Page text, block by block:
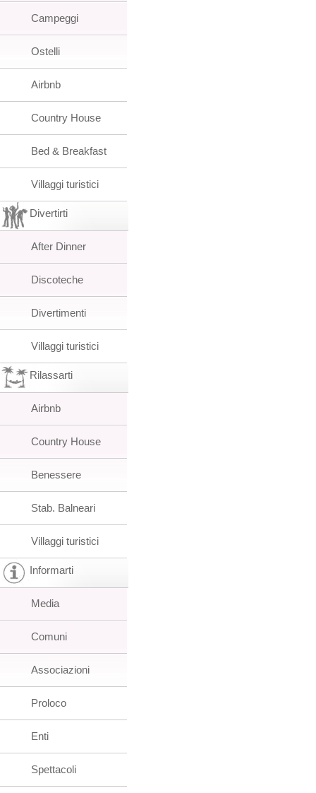
Campeggi
Ostelli
Airbnb
Country House
Bed & Breakfast
Villaggi turistici
Divertirti
After Dinner
Discoteche
Divertimenti
Villaggi turistici
Rilassarti
Airbnb
Country House
Benessere
Stab. Balneari
Villaggi turistici
Informarti
Media
Comuni
Associazioni
Proloco
Enti
Spettacoli